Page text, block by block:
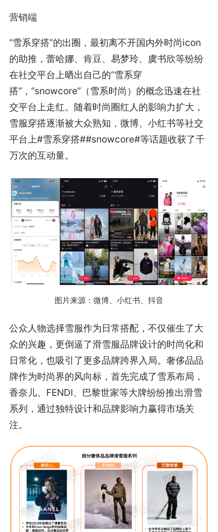
营销端
“雪系穿搭”的出圈，最初离不开国内外时尚icon
的助推，蕾哈娜、肯豆、易梦玲、虞书欣等纷纷
在社交平台上晒出自己的“雪系穿
搭”，“snowcore”（雪系时尚）的概念迅速在社
交平台上走红。随着时尚圈红人的影响力扩大，
雪服穿搭逐渐被大众熟知，微博、小红书等社交
平台上#雪系穿搭##snowcore#等话题收获了千
万次的互动量。
图片来源：微博、小红书、抖音
公众人物选择雪服作为日常搭配，不仅催生了大
众的兴趣，更倒逼了滑雪服品牌设计的时尚化和
日常化，也吸引了更多品牌跨界入局。奢侈品品
牌作为时尚界的风向标，首先完成了雪系布局，
香奈儿、FENDI、巴黎世家等大牌纷纷推出滑雪
系列，通过独特设计和品牌影响力赢得市场关
注。